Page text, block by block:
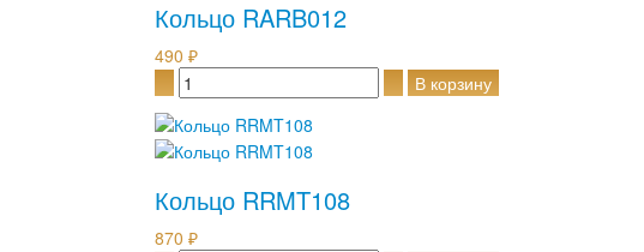
Кольцо RARB012
490 ₽
Кольцо RRMT108
870 ₽